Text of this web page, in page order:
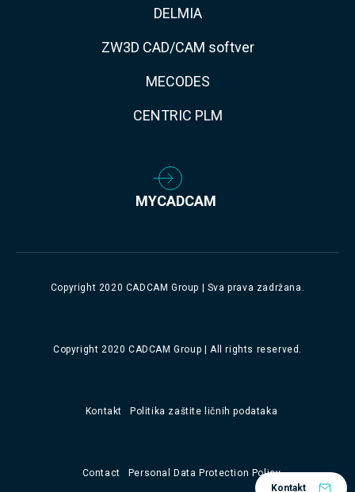
Kontakt
DELMIA
ZW3D CAD/CAM softver
MECODES
CENTRIC PLM
MYCADCAM
Copyright 2020 CADCAM Group | Sva prava zadržana.
Copyright 2020 CADCAM Group | All rights reserved.
Kontakt Politika zaštite ličnih podataka
Contact Personal Data Protection Policy